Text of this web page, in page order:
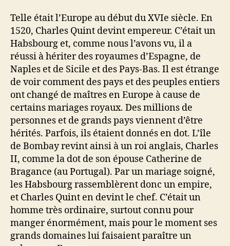
Telle était l’Europe au début du XVIe siècle. En
1520, Charles Quint devint empereur. C’était un
Habsbourg et, comme nous l’avons vu, il a
réussi à hériter des royaumes d’Espagne, de
Naples et de Sicile et des Pays-Bas. Il est étrange
de voir comment des pays et des peuples entiers
ont changé de maîtres en Europe à cause de
certains mariages royaux. Des millions de
personnes et de grands pays viennent d’être
hérités. Parfois, ils étaient donnés en dot. L’île
de Bombay revint ainsi à un roi anglais, Charles
II, comme la dot de son épouse Catherine de
Bragance (au Portugal). Par un mariage soigné,
les Habsbourg rassemblèrent donc un empire,
et Charles Quint en devint le chef. C’était un
homme très ordinaire, surtout connu pour
manger énormément, mais pour le moment ses
grands domaines lui faisaient paraître un